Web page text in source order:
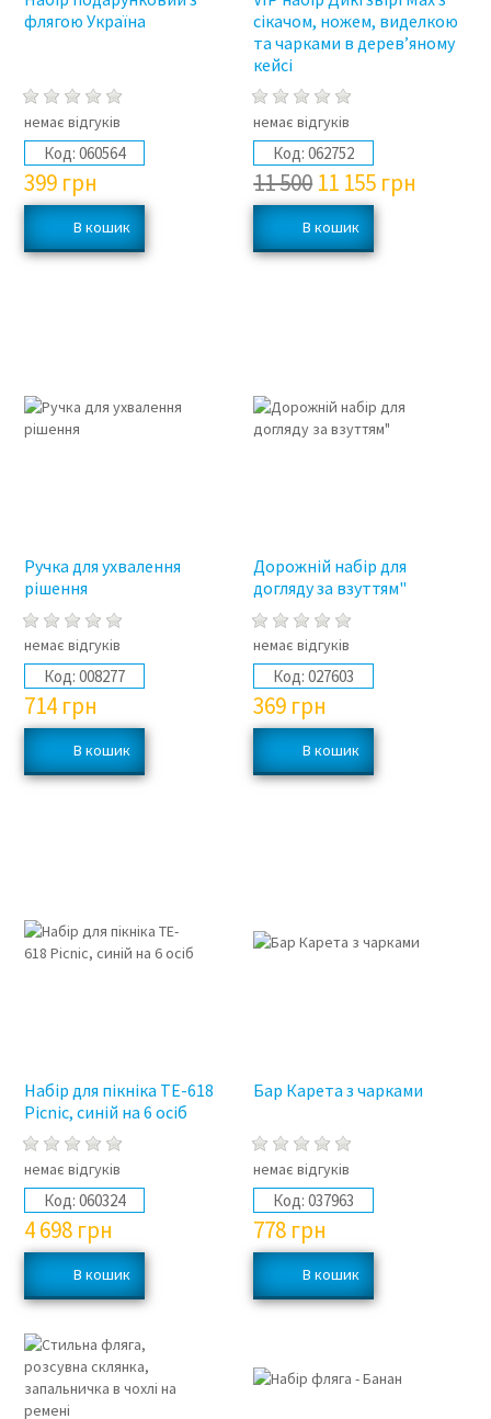
флягою Україна
немає відгуків
Код: 060564
399 грн
сікачом, ножем, виделкою
та чарками в дерев’яному
кейсі
немає відгуків
Код: 062752
11 50011 155 грн
Ручка для ухвалення
рішення
немає відгуків
Код: 008277
714 грн
Дорожній набір для
догляду за взуттям"
немає відгуків
Код: 027603
369 грн
Набір для пікніка TE-618
Picnic, синій на 6 осіб
немає відгуків
Код: 060324
4 698 грн
Бар Карета з чарками
немає відгуків
Код: 037963
778 грн